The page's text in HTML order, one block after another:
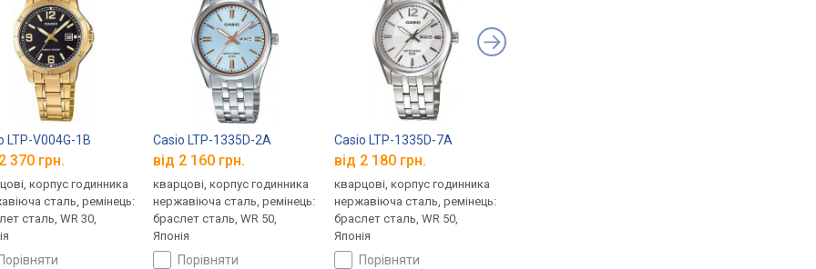
LTP-V004G-1B
370 грн.
корпус годинника
сталь, ремінець:
сталь, WR 30,
порівняти
Casio LTP-1335D-2A
від 2 160 грн.
кварцові, корпус годинника
нержавіюча сталь, ремінець:
браслет сталь, WR 50,
Японія
порівняти
Casio LTP-1335D-7A
від 2 180 грн.
кварцові, корпус годинника
нержавіюча сталь, ремінець:
браслет сталь, WR 50,
Японія
порівняти